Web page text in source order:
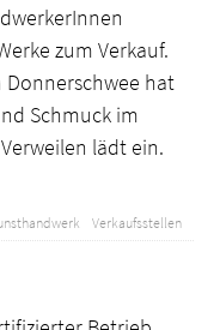
zum Verkauf.
Donnerschwee hat
Schmuck im
lädt ein.
Verkaufsstellen